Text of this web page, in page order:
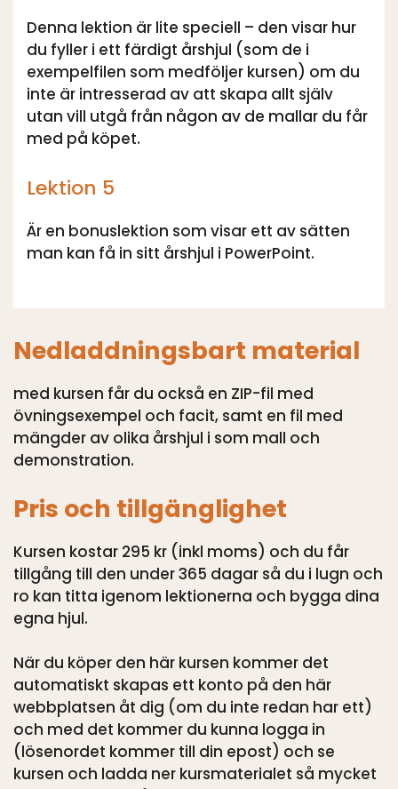
Denna lektion är lite speciell – den visar hur
du fyller i ett färdigt årshjul (som de i
exempelfilen som medföljer kursen) om du
inte är intresserad av att skapa allt själv
utan vill utgå från någon av de mallar du får
med på köpet.
Lektion 5
Är en bonuslektion som visar ett av sätten
man kan få in sitt årshjul i PowerPoint.
Nedladdningsbart material
med kursen får du också en ZIP-fil med
övningsexempel och facit, samt en fil med
mängder av olika årshjul i som mall och
demonstration.
Pris och tillgänglighet
Kursen kostar 295 kr (inkl moms) och du får
tillgång till den under 365 dagar så du i lugn och
ro kan titta igenom lektionerna och bygga dina
egna hjul.
När du köper den här kursen kommer det
automatiskt skapas ett konto på den här
webbplatsen åt dig (om du inte redan har ett)
och med det kommer du kunna logga in
(lösenordet kommer till din epost) och se
kursen och ladda ner kursmaterialet så mycket